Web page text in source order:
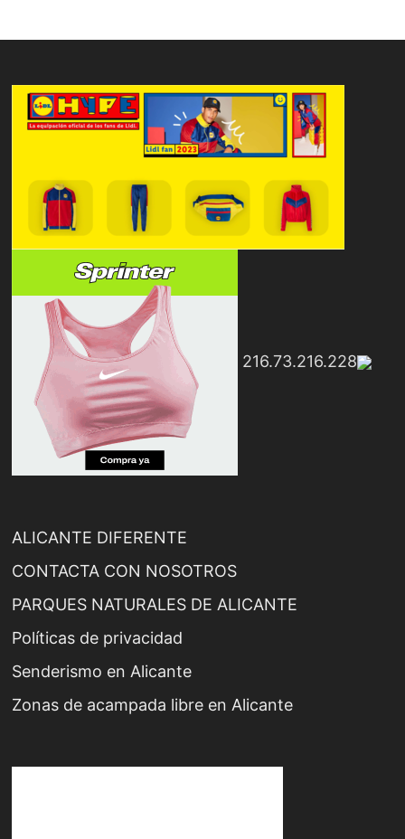
216.73.216.228
ALICANTE DIFERENTE
CONTACTA CON NOSOTROS
PARQUES NATURALES DE ALICANTE
Políticas de privacidad
Senderismo en Alicante
Zonas de acampada libre en Alicante